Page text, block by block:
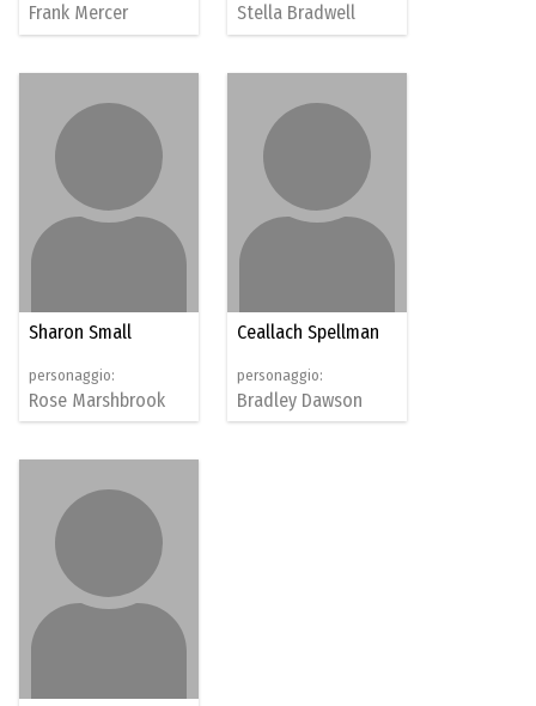
Frank Mercer Stella Bradwell
Sharon Small
personaggio:
Rose Marshbrook
Ceallach Spellman
personaggio:
Bradley Dawson